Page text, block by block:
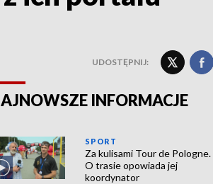
UDOSTĘPNIJ:
INFORMACJE
SPORT
Za kulisami Tour de Pologne.
O trasie opowiada jej
koordynator